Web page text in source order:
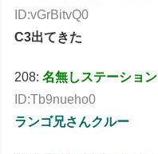
ID:vGrBitvQ0
C3出てきた
208:名無しステーション
ID:Tb9nueho0
ランゴ兄さんクルー